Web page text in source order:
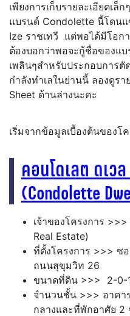
เพียงการเก็บรายละเอียดเ
แบรนด์ Condolette นี้โดน
Ize ราชเทวี แต่พอได้มีโอก
ต้องบอกว่าพอจะกู้ชื่อของแ
เพลินๆสำหรับประกอบการ
กำลังทำเลในย่านนี้ ลองดูรา
Sheet ด้านล่างนะคะ
เริ่มจากข้อมูลเบื้องต้นของโ
คอนโดเลต ดเว
(Condolette
เจ้าของโครงการ
Real Estate)
ที่ตั้งโครงการ >>> ซ
ถนนสุขุมวิท 26
ขนาดที่ดิน >>> 2-0-
จำนวนชั้น >>> อาคา
กลางและที่พักอาศัย 2